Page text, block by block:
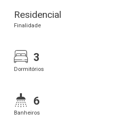
Residencial
Finalidade
3
Dormitórios
6
Banheiros